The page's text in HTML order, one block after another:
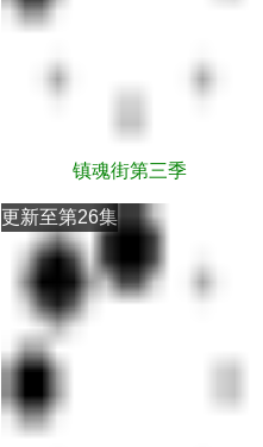
镇魂街第三季
更新至第26集